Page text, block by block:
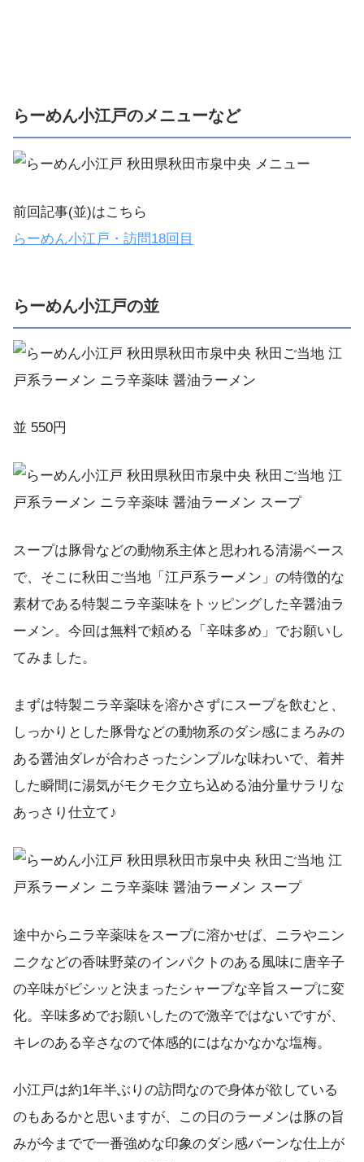
らーめん小江戸のメニューなど
前回記事(並)はこちら
らーめん小江戸・訪問18回目
らーめん小江戸の並
並 550円
スープは豚骨などの動物系主体と思われる清湯ベース
で、そこに秋田ご当地「江戸系ラーメン」の特徴的な
素材である特製ニラ辛薬味をトッピングした辛醤油ラ
ーメン。今回は無料で頼める「辛味多め」でお願いし
てみました。
まずは特製ニラ辛薬味を溶かさずにスープを飲むと、
しっかりとした豚骨などの動物系のダシ感にまろみの
ある醤油ダレが合わさったシンプルな味わいで、着丼
した瞬間に湯気がモクモク立ち込める油分量サラリな
あっさり仕立て♪
途中からニラ辛薬味をスープに溶かせば、ニラやニン
ニクなどの香味野菜のインパクトのある風味に唐辛子
の辛味がビシッと決まったシャープな辛旨スープに変
化。辛味多めでお願いしたので激辛ではないですが、
キレのある辛さなので体感的にはなかなかな塩梅。
小江戸は約1年半ぶりの訪問なので身体が欲している
のもあるかと思いますが、この日のラーメンは豚の旨
みが今までで一番強めな印象のダシ感バーンな仕上が